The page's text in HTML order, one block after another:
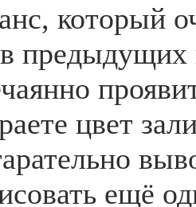
который
цвет
ещё